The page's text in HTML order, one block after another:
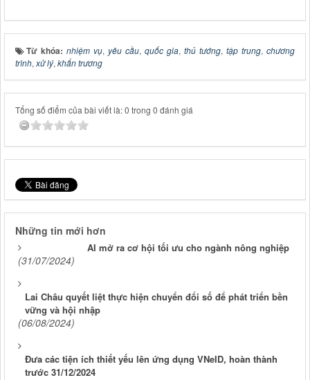
Từ khóa: nhiệm vụ, yêu cầu, quốc gia, thủ tướng, tập trung, chương
trình, xử lý, khẩn trương
Tổng số điểm của bài viết là: 0 trong 0 đánh giá
Những tin mới hơn
AI mở ra cơ hội tối ưu cho ngành nông nghiệp
(31/07/2024)
Lai Châu quyết liệt thực hiện chuyển đổi số để phát triển bền
vững và hội nhập
(06/08/2024)
Đưa các tiện ích thiết yếu lên ứng dụng VNeID, hoàn thành
trước 31/12/2024